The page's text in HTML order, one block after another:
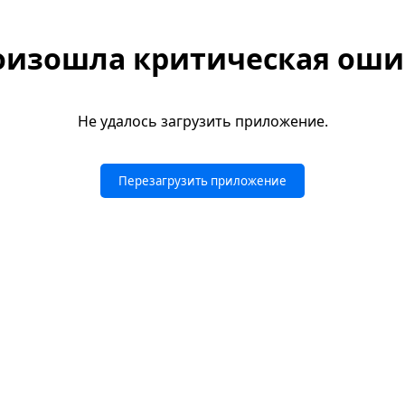
критическая
Не удалось загрузить приложение.
Перезагрузить приложение